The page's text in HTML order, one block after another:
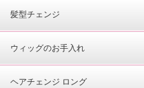
髪型チェンジ
ウィッグのお手入れ
ヘアチェンジ ロング